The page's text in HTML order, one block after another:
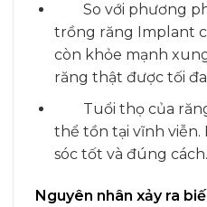
So với phương
trồng răng Implant
còn khỏe mạnh
răng thật được tối
Tuổi thọ của
thể tồn tại vĩnh
sóc tốt và đúng cách.
Nguyên nhân xảy ra